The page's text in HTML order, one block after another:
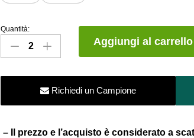
Piastrella
–
Lucido
7,5X15
Quantità:
Aggiungi al carrello
Richiedi un Campione
– Il prezzo e l’acquisto è considerato a